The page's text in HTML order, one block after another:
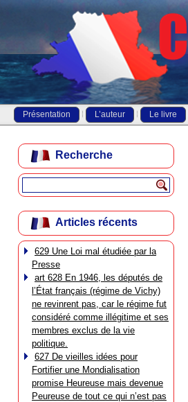
Présentation L’auteur Le livre
Recherche
Articles récents
629 Une Loi mal étudiée par la
Presse
art 628 En 1946, les députés de
l’État français (régime de Vichy)
ne revinrent pas, car le régime fut
considéré comme illégitime et ses
membres exclus de la vie
politique.
627 De vieilles idées pour
Fortifier une Mondialisation
promise Heureuse mais devenue
Peureuse de tout ce qui n’est pas